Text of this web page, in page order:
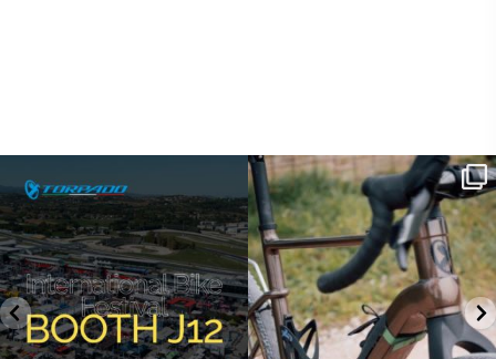
IBF sta per...
17 1
Kepler R è la gravel pensata per affrontare
lunghe...
27 0